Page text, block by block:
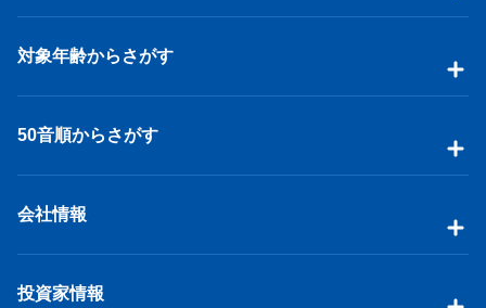
対象年齢からさがす
50音順からさがす
会社情報
投資家情報